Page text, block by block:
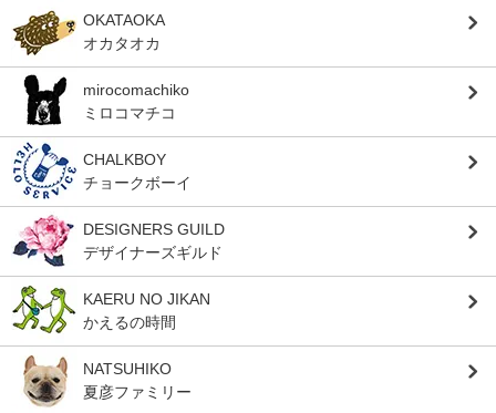
OKATAOKA
オカタオカ
mirocomachiko
ミロコマチコ
CHALKBOY
チョークボーイ
DESIGNERS GUILD
デザイナーズギルド
KAERU NO JIKAN
かえるの時間
NATSUHIKO
夏彦ファミリー